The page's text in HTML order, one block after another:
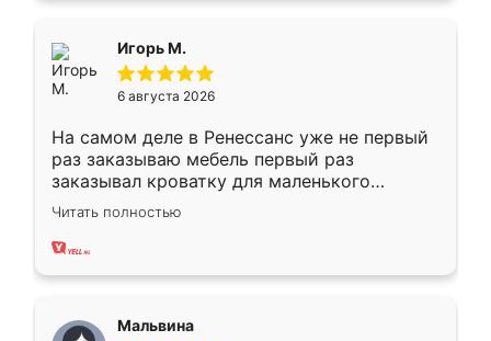
Игорь М.
6 августа 2026
На самом деле в Ренессанс уже не первый
раз заказываю мебель первый раз
заказывал кроватку для маленького
ребёнка при его рождении ,во второй раз
заказал шкаф-купе. По качеству очень
хорошее сборка достаточно быстрая,
меньше, здесь же он более разнообразный.
Читать полностью
Мальвина